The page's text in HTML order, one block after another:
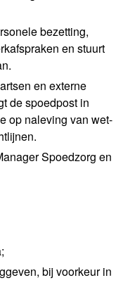
bezetting,
en stuurt
en externe
de spoedpost in
op naleving van wet-
Spoedzorg en
bij voorkeur in